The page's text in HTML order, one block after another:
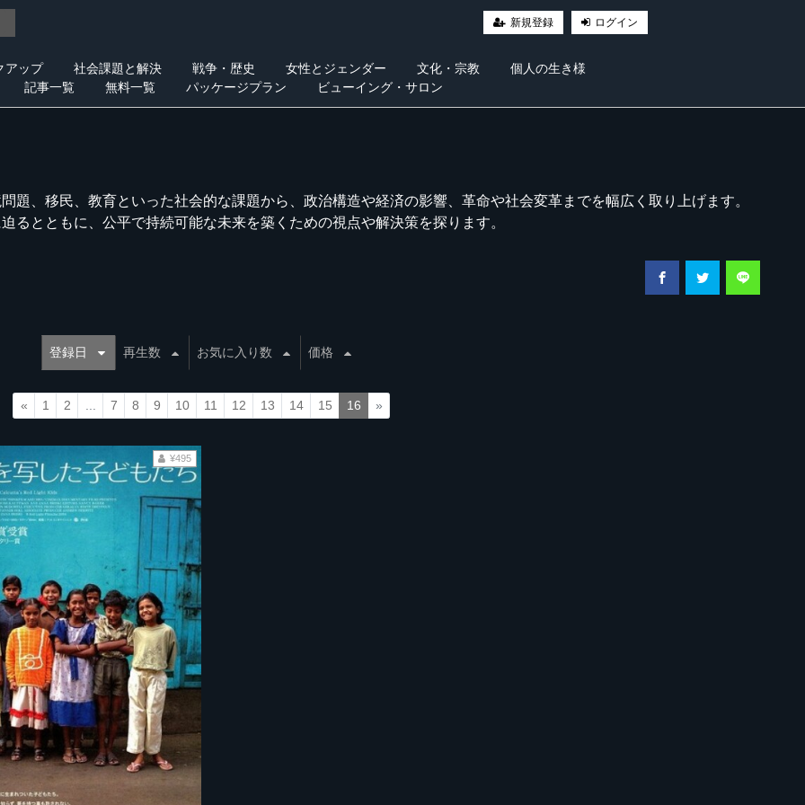
新規登録 ログイン
アップ 社会課題と解決 戦争・歴史 女性とジェンダー 文化・宗教
個人の生き様
記事一覧
無料一覧 パッケージプラン ビューイング・サロン
題、移民、教育といった社会的な課題から、政治構造や経済の影響、革命や社会変革までを幅広く取り上げます。
るとともに、公平で持続可能な未来を築くための視点や解決策を探ります。
登録日 再生数 お気に入り数 価格
« 1 2 7 8 9 10 11 12 13 14 15 16 »
¥495